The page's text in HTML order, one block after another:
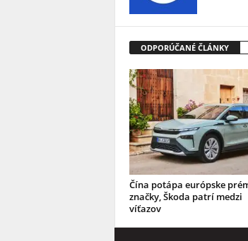
ODPORÚČANÉ ČLÁNKY
Čína potápa európske
značky, Škoda patrí medzi
víťazov